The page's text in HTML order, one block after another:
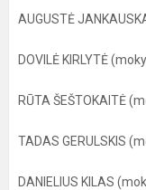
AUGUSTĖ
DOVILĖ KIRLYTĖ
RŪTA ŠEŠTOKAITĖ
TADAS GERULSKIS
DANIELIUS KILAS